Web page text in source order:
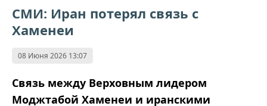
СМИ: Иран потерял связь с
Хаменеи
08 Июня 2026 13:07
Связь между Верховным лидером
Моджтабой Хаменеи и иранскими